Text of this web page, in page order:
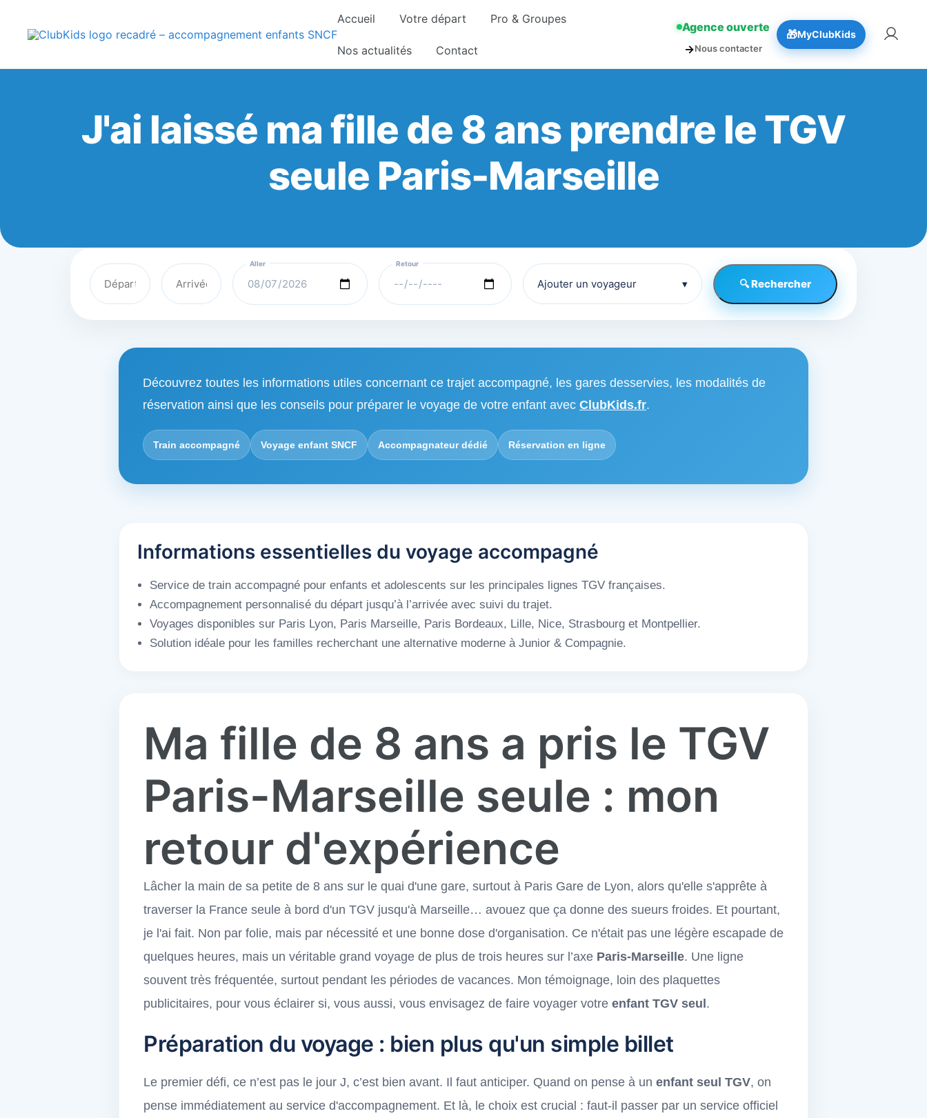
content
Accueil Votre départ Pro & Groupes
Nos actualités Contact
Agence ouverte
→Nous contacter
🎁MyClubKids
J'ai laissé ma fille de 8 ans prendre le TGV
seule Paris-Marseille
Ajouter un voyageur ▾ 🔍 Rechercher
Découvrez toutes les informations utiles concernant ce trajet accompagné, les gares desservies, les modalités de
réservation ainsi que les conseils pour préparer le voyage de votre enfant avec ClubKids.fr.
Train accompagné Voyage enfant SNCF Accompagnateur dédié Réservation en ligne
Informations essentielles du voyage accompagné
Service de train accompagné pour enfants et adolescents sur les principales lignes TGV françaises.
Accompagnement personnalisé du départ jusqu’à l’arrivée avec suivi du trajet.
Voyages disponibles sur Paris Lyon, Paris Marseille, Paris Bordeaux, Lille, Nice, Strasbourg et Montpellier.
Solution idéale pour les familles recherchant une alternative moderne à Junior & Compagnie.
Ma fille de 8 ans a pris le TGV
Paris-Marseille seule : mon
retour d'expérience
Lâcher la main de sa petite de 8 ans sur le quai d'une gare, surtout à Paris Gare de Lyon, alors qu'elle s'apprête à
traverser la France seule à bord d'un TGV jusqu'à Marseille… avouez que ça donne des sueurs froides. Et pourtant,
je l'ai fait. Non par folie, mais par nécessité et une bonne dose d'organisation. Ce n'était pas une légère escapade de
quelques heures, mais un véritable grand voyage de plus de trois heures sur l’axe Paris-Marseille. Une ligne
souvent très fréquentée, surtout pendant les périodes de vacances. Mon témoignage, loin des plaquettes
publicitaires, pour vous éclairer si, vous aussi, vous envisagez de faire voyager votre enfant TGV seul .
Préparation du voyage : bien plus qu'un simple billet
Le premier défi, ce n’est pas le jour J, c’est bien avant. Il faut anticiper. Quand on pense à un enfant seul TGV, on
pense immédiatement au service d'accompagnement. Et là, le choix est crucial : faut-il passer par un service officiel
🚨 Nos accompagnements sont pris d’assaut. Réservez dès maintenant ! 👉 Réserver